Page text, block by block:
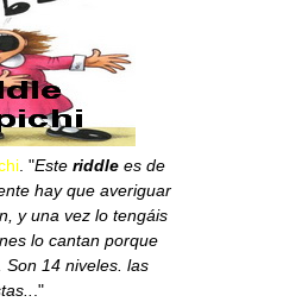
. "Este riddle es de
hay que averiguar
y una vez lo tengáis
lo cantan porque
Son 14 niveles. las
."